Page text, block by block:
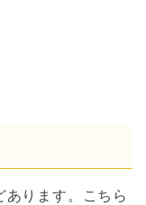
あります。こちら